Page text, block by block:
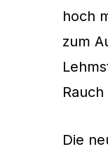
hoch
zum
Die